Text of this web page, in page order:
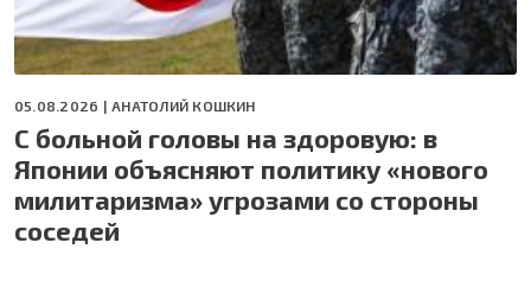
05.08.2026 |АНАТОЛИЙ КОШКИН
С больной головы на здоровую: в
Японии объясняют политику «нового
милитаризма» угрозами со стороны
соседей